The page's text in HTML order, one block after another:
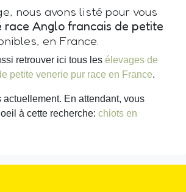
nous avons listé pour vous
race Anglo francais de petite
en France.
retrouver ici tous les élevages de
petite venerie pur race en France.
actuellement. En attendant, vous
à cette recherche: chiots en